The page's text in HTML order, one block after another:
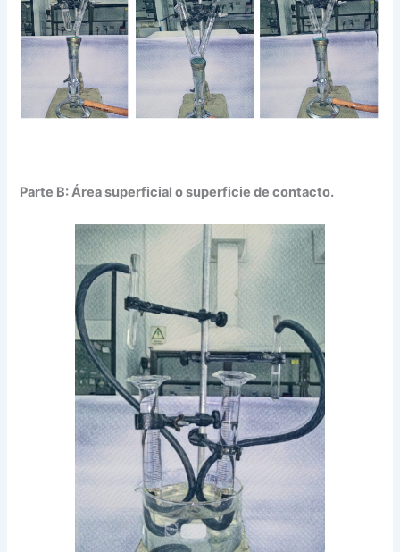
Parte B: Área superficial o superficie de contacto.